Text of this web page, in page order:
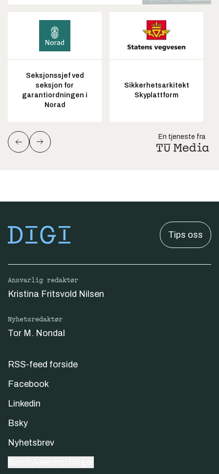
Seksjonssjef ved
seksjon for
garantiordningen i
Norad
Sikkerhetsarkitekt
Skyplattform
En tjeneste fra
Tips oss
Ansvarlig redaktør
Kristina Fritsvold Nilsen
Nyhetsredaktør
Tor M. Nondal
RSS-feed forside
Facebook
Linkedin
Bsky
Nyhetsbrev